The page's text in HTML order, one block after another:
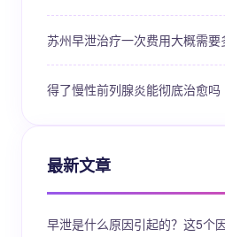
苏州早泄治疗一次费用大概需要
得了慢性前列腺炎能彻底治愈吗
最新文章
早泄是什么原因引起的？这5个